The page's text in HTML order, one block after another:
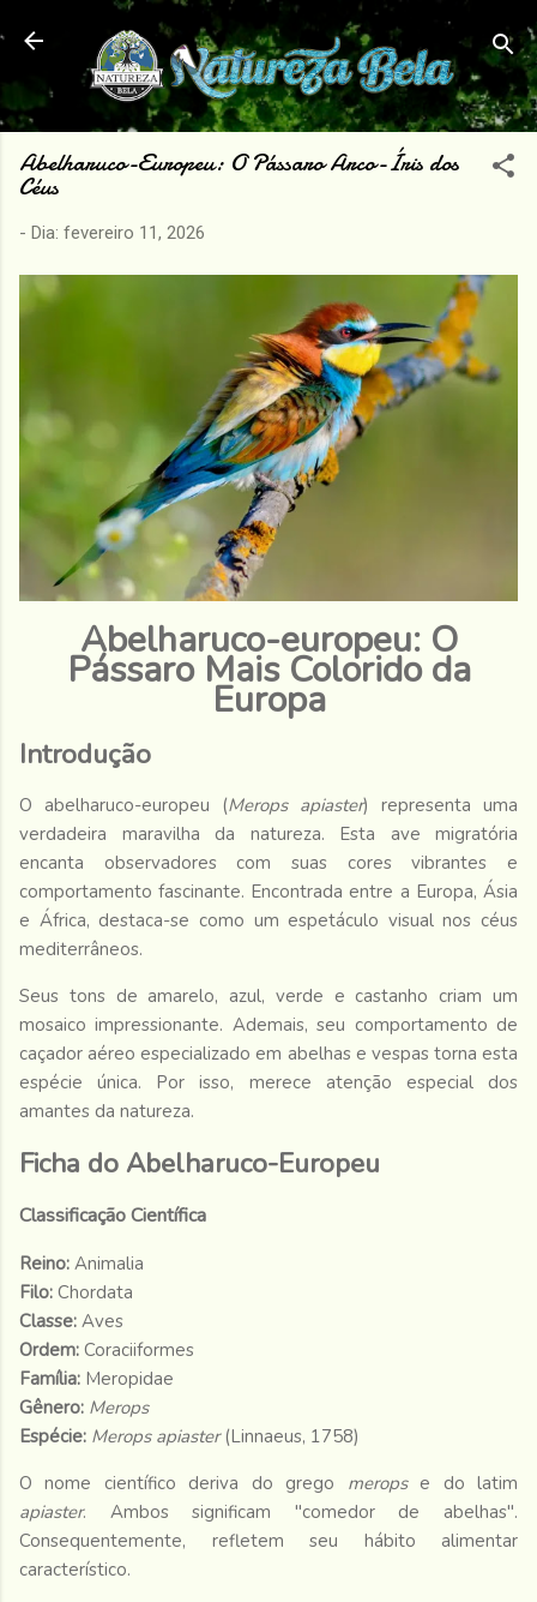
Pular para o conteúdo principal
Abelharuco-Europeu: O Pássaro Arco-Íris dos
Céus
- Dia: fevereiro 11, 2026
Abelharuco-europeu: O
Pássaro Mais Colorido da
Europa
Introdução
O abelharuco-europeu (Merops apiaster) representa uma
verdadeira maravilha da natureza. Esta ave migratória
encanta observadores com suas cores vibrantes e
comportamento fascinante. Encontrada entre a Europa, Ásia
e África, destaca-se como um espetáculo visual nos céus
mediterrâneos.
Seus tons de amarelo, azul, verde e castanho criam um
mosaico impressionante. Ademais, seu comportamento de
caçador aéreo especializado em abelhas e vespas torna esta
espécie única. Por isso, merece atenção especial dos
amantes da natureza.
Ficha do Abelharuco-Europeu
Classificação Científica
Reino: Animalia
Filo: Chordata
Classe: Aves
Ordem: Coraciiformes
Família: Meropidae
Gênero: Merops
Espécie: Merops apiaster(Linnaeus, 1758)
O nome científico deriva do grego meropse do latim
apiaster. Ambos significam "comedor de abelhas".
Consequentemente, refletem seu hábito alimentar
característico.